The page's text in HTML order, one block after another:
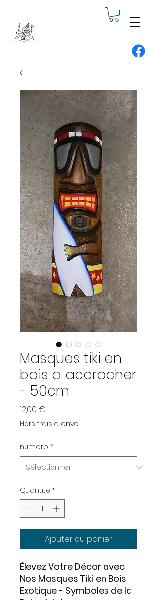
Masques tiki en
bois a accrocher
- 50cm
12,00 €
Hors frais d envoi
numero *
Quantité *
Ajouter au panier
Élevez Votre Décor avec
Nos Masques Tiki en Bois
Exotique - Symboles de la